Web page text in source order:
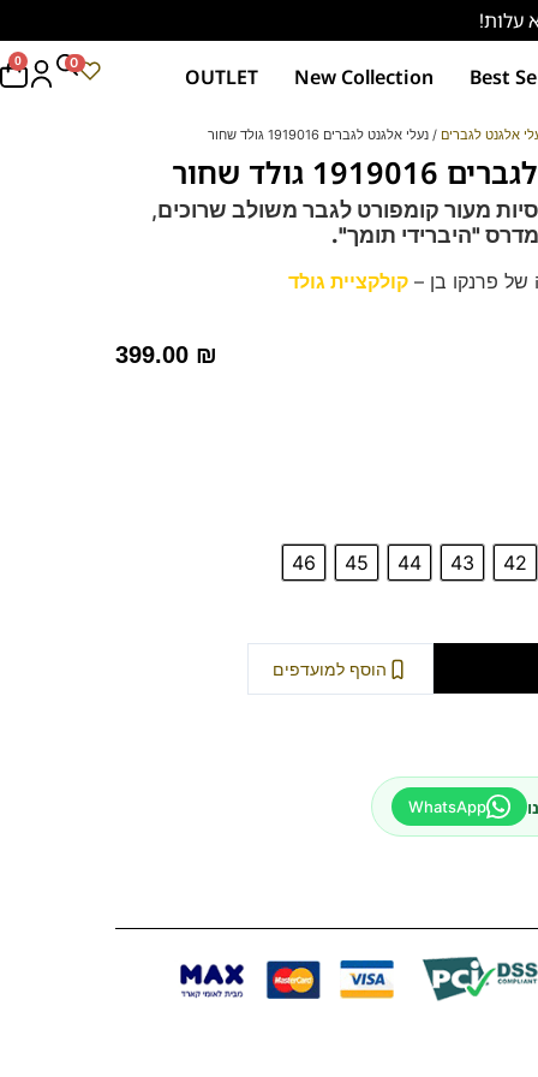
Best
New Collection
OUTLET
0 0
אלגנט לגברים / נעלי אלגנט לגברים 1919016 גולד שחור
גולד שחור
מעור קומפורט לגבר משולב שרוכים,
מדרס "היברידי תומך".
פרנקו בן – קולקציית גולד
גולד של פרנקו בן 399.00 ₪
42
43
44
45
46
הוסף למועדפים
WhatsApp